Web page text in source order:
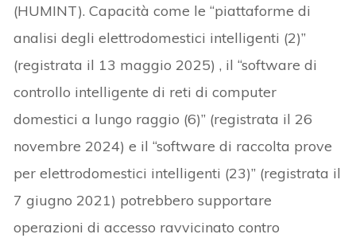
(HUMINT). Capacità come le “piattaforme di
analisi degli elettrodomestici intelligenti (2)”
(registrata il 13 maggio 2025) , il “software di
controllo intelligente di reti di computer
domestici a lungo raggio (6)” (registrata il 26
novembre 2024) e il “software di raccolta prove
per elettrodomestici intelligenti (23)” (registrata il
7 giugno 2021) potrebbero supportare
operazioni di accesso ravvicinato contro